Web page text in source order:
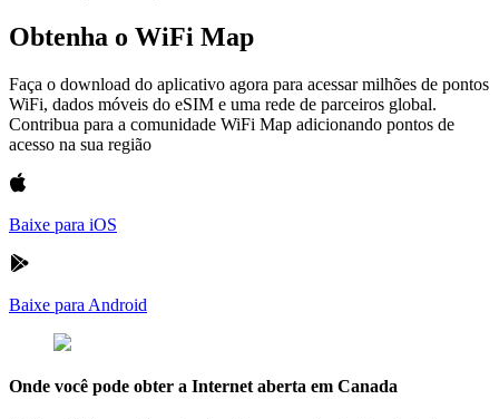
Obtenha o WiFi Map
Faça o download do aplicativo agora para acessar milhões de pontos
WiFi, dados móveis do eSIM e uma rede de parceiros global.
Contribua para a comunidade WiFi Map adicionando pontos de
acesso na sua região
Baixe para iOS
Baixe para Android
Onde você pode obter a Internet aberta em Canada